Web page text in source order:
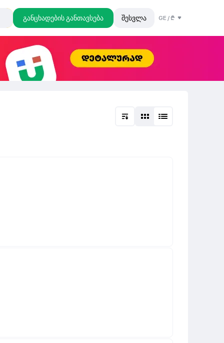
განცხადების განთავსება შესვლა GE /₾